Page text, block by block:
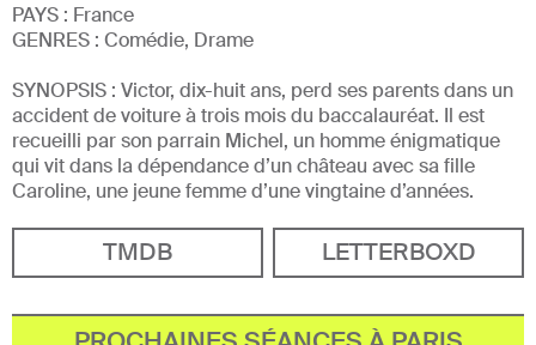
PAYS : France
GENRES : Comédie, Drame
SYNOPSIS : Victor, dix-huit ans, perd ses parents dans un
accident de voiture à trois mois du baccalauréat. Il est
recueilli par son parrain Michel, un homme énigmatique
qui vit dans la dépendance d’un château avec sa fille
Caroline, une jeune femme d’une vingtaine d’années.
TMDB LETTERBOXD